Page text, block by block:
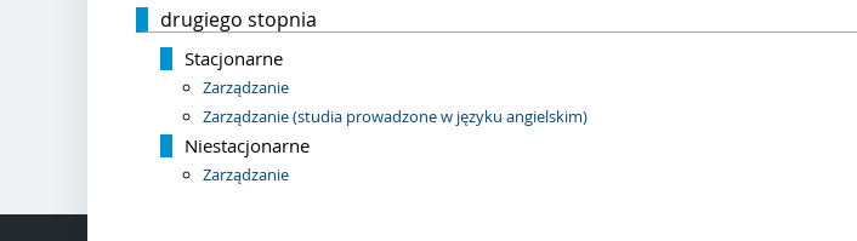
drugiego stopnia
Stacjonarne
Zarządzanie
Zarządzanie (studia prowadzone w języku angielskim)
Niestacjonarne
Zarządzanie